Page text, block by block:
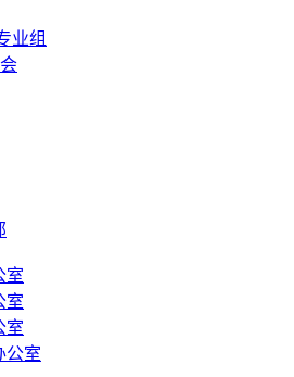
业组
室
室
室
公室